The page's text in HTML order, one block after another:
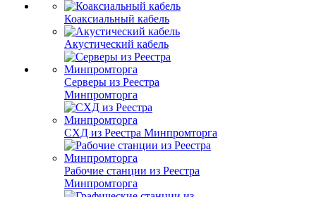
Коаксиальный кабель
Акустический кабель
Серверы из Реестра
Минпромторга
СХД из Реестра Минпромторга
Рабочие станции из Реестра
Минпромторга